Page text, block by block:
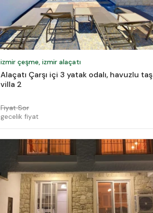
izmir çeşme, izmir alaçatı
Alaçatı Çarşı içi 3 yatak odalı, havuzlu taş
villa 2
Fiyat Sor
gecelik fiyat